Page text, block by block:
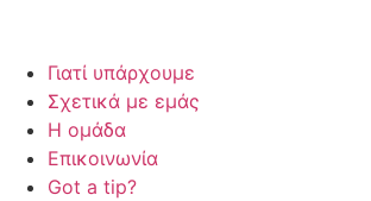
Γιατί υπάρχουμε
Σχετικά με εμάς
Η ομάδα
Επικοινωνία
Got a tip?